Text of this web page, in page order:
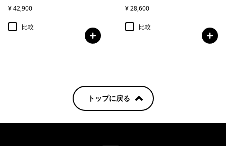
¥ 42,900
比較
¥ 28,600
比較
トップに戻る